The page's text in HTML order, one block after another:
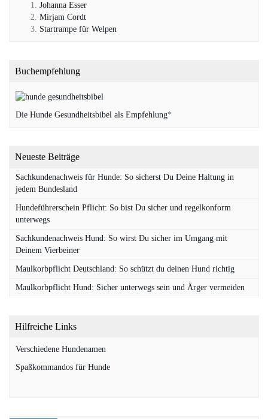
Johanna Esser
Mirjam Cordt
Startrampe für Welpen
Buchempfehlung
Die Hunde Gesundheitsbibel als Empfehlung*
Neueste Beiträge
Sachkundenachweis für Hunde: So sicherst Du Deine Haltung in
jedem Bundesland
Hundeführerschein Pflicht: So bist Du sicher und regelkonform
unterwegs
Sachkundenachweis Hund: So wirst Du sicher im Umgang mit
Deinem Vierbeiner
Maulkorbpflicht Deutschland: So schützt du deinen Hund richtig
Maulkorbpflicht Hund: Sicher unterwegs sein und Ärger vermeiden
Hilfreiche Links
Verschiedene Hundenamen
Spaßkommandos für Hunde